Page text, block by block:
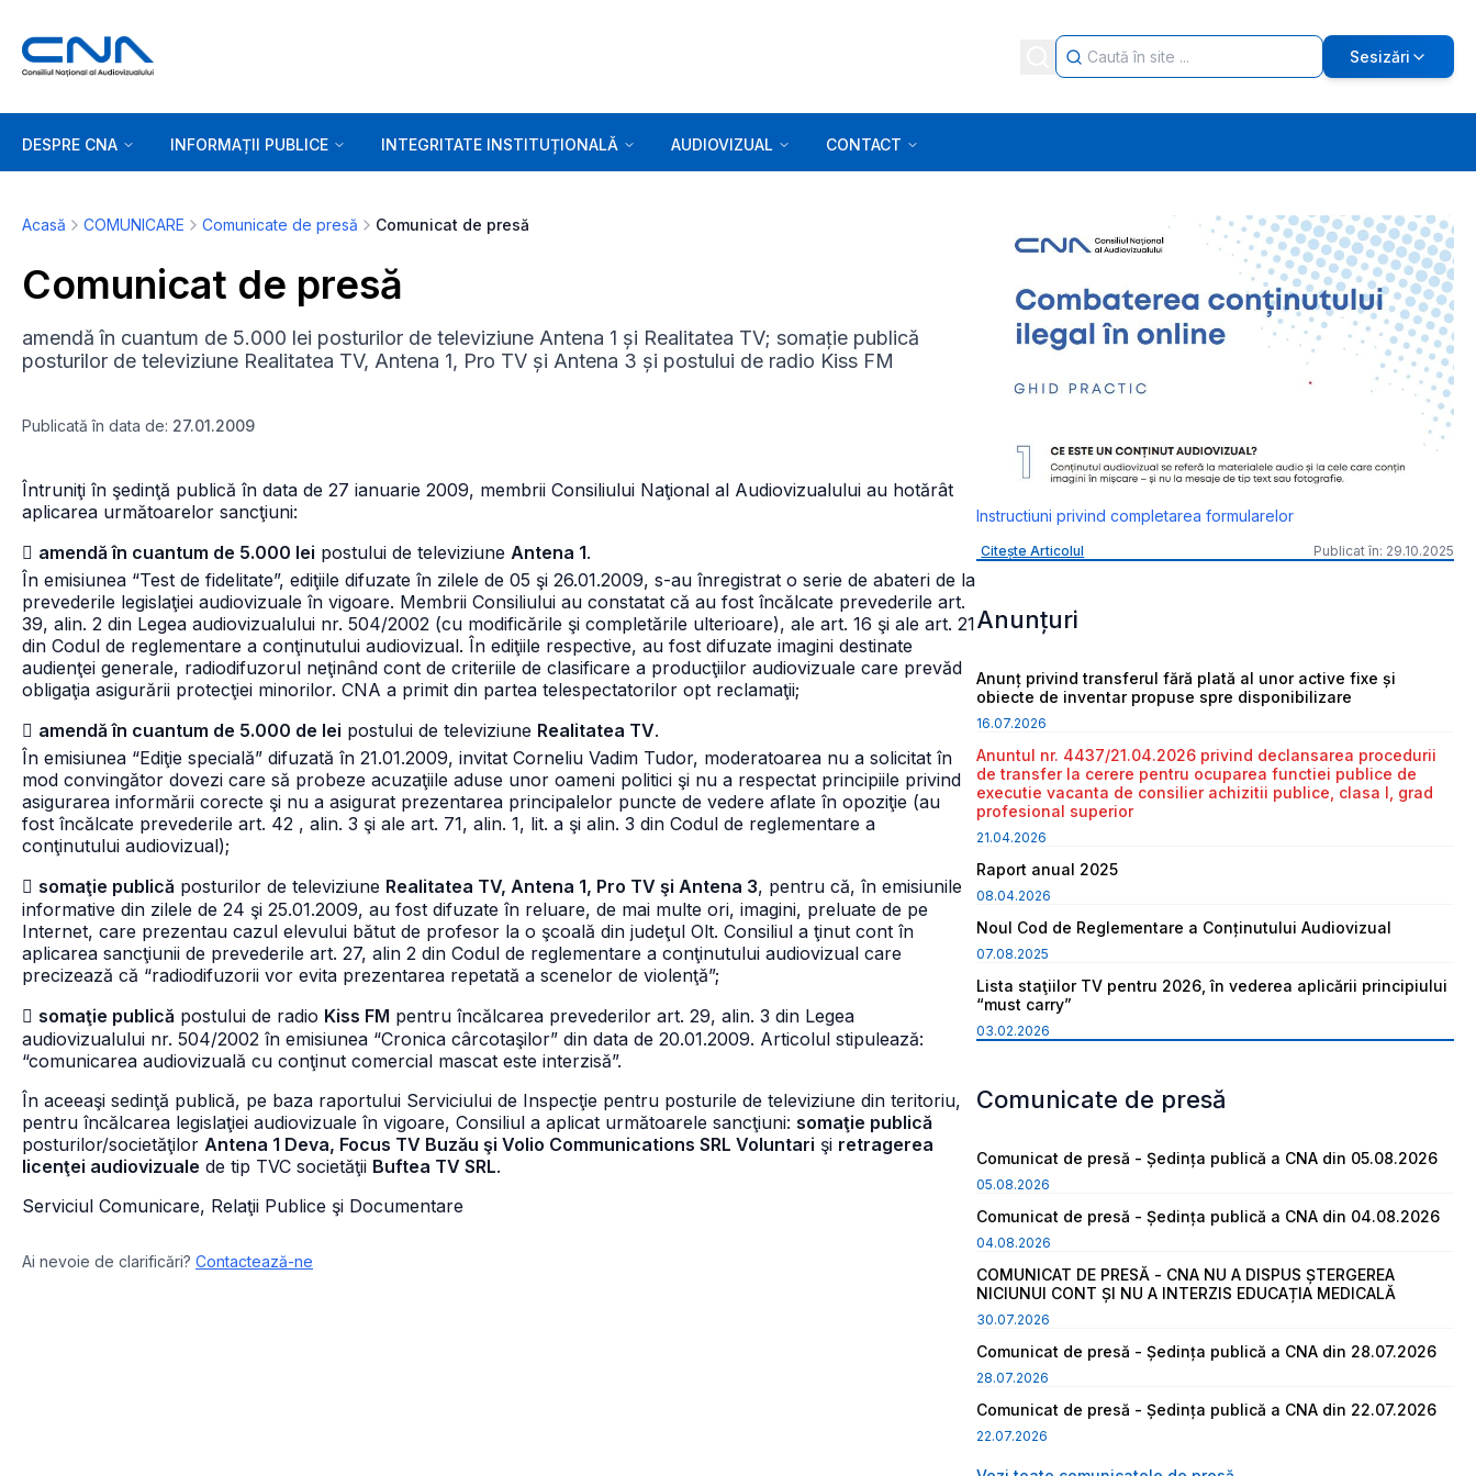
Sesizări
DESPRE CNA INFORMAȚII PUBLICE INTEGRITATE INSTITUȚIONALĂ AUDIOVIZUAL CONTACT
Acasă COMUNICARE Comunicate de presă Comunicat de presă
Comunicat de presă
amendă în cuantum de 5.000 lei posturilor de televiziune Antena 1 și Realitatea TV; somație publică
posturilor de televiziune Realitatea TV, Antena 1, Pro TV și Antena 3 și postului de radio Kiss FM
Publicată în data de: 27.01.2009
Întruniţi în şedinţă publică în data de 27 ianuarie 2009, membrii Consiliului Naţional al Audiovizualului au hotărât
aplicarea următoarelor sancţiuni:
 amendă în cuantum de 5.000 lei postului de televiziune Antena 1.
În emisiunea “Test de fidelitate”, ediţiile difuzate în zilele de 05 şi 26.01.2009, s-au înregistrat o serie de abateri de la
prevederile legislaţiei audiovizuale în vigoare. Membrii Consiliului au constatat că au fost încălcate prevederile art.
39, alin. 2 din Legea audiovizualului nr. 504/2002 (cu modificările şi completările ulterioare), ale art. 16 şi ale art. 21
din Codul de reglementare a conţinutului audiovizual. În ediţiile respective, au fost difuzate imagini destinate
audienţei generale, radiodifuzorul neţinând cont de criteriile de clasificare a producţiilor audiovizuale care prevăd
obligaţia asigurării protecţiei minorilor. CNA a primit din partea telespectatorilor opt reclamaţii;
 amendă în cuantum de 5.000 de lei postului de televiziune Realitatea TV.
În emisiunea “Ediţie specială” difuzată în 21.01.2009, invitat Corneliu Vadim Tudor, moderatoarea nu a solicitat în
mod convingător dovezi care să probeze acuzaţiile aduse unor oameni politici şi nu a respectat principiile privind
asigurarea informării corecte şi nu a asigurat prezentarea principalelor puncte de vedere aflate în opoziţie (au
fost încălcate prevederile art. 42 , alin. 3 şi ale art. 71, alin. 1, lit. a şi alin. 3 din Codul de reglementare a
conţinutului audiovizual);
 somaţie publică posturilor de televiziune Realitatea TV, Antena 1, Pro TV şi Antena 3, pentru că, în emisiunile
informative din zilele de 24 şi 25.01.2009, au fost difuzate în reluare, de mai multe ori, imagini, preluate de pe
Internet, care prezentau cazul elevului bătut de profesor la o şcoală din judeţul Olt. Consiliul a ţinut cont în
aplicarea sancţiunii de prevederile art. 27, alin 2 din Codul de reglementare a conţinutului audiovizual care
precizează că “radiodifuzorii vor evita prezentarea repetată a scenelor de violenţă”;
 somaţie publică postului de radio Kiss FM pentru încălcarea prevederilor art. 29, alin. 3 din Legea
audiovizualului nr. 504/2002 în emisiunea “Cronica cârcotaşilor” din data de 20.01.2009. Articolul stipulează:
“comunicarea audiovizuală cu conţinut comercial mascat este interzisă”.
În aceeaşi sedinţă publică, pe baza raportului Serviciului de Inspecţie pentru posturile de televiziune din teritoriu,
pentru încălcarea legislaţiei audiovizuale în vigoare, Consiliul a aplicat următoarele sancţiuni: somaţie publică
posturilor/societăţilor Antena 1 Deva, Focus TV Buzău şi Volio Communications SRL Voluntari şi retragerea
licenţei audiovizuale de tip TVC societăţii Buftea TV SRL.
Serviciul Comunicare, Relaţii Publice şi Documentare
Ai nevoie de clarificări? Contactează-ne
Instructiuni privind completarea formularelor
Citește Articolul Publicat în: 29.10.2025
Anunțuri
Anunț privind transferul fără plată al unor active fixe și
obiecte de inventar propuse spre disponibilizare
16.07.2026
Anuntul nr. 4437/21.04.2026 privind declansarea procedurii
de transfer la cerere pentru ocuparea functiei publice de
executie vacanta de consilier achizitii publice, clasa I, grad
profesional superior
21.04.2026
Raport anual 2025
08.04.2026
Noul Cod de Reglementare a Conținutului Audiovizual
07.08.2025
Lista staţiilor TV pentru 2026, în vederea aplicării principiului
“must carry”
03.02.2026
Comunicate de presă
Comunicat de presă - Ședința publică a CNA din 05.08.2026
05.08.2026
Comunicat de presă - Ședința publică a CNA din 04.08.2026
04.08.2026
COMUNICAT DE PRESĂ - CNA NU A DISPUS ȘTERGEREA
NICIUNUI CONT ȘI NU A INTERZIS EDUCAȚIA MEDICALĂ
30.07.2026
Comunicat de presă - Ședința publică a CNA din 28.07.2026
28.07.2026
Comunicat de presă - Ședința publică a CNA din 22.07.2026
22.07.2026